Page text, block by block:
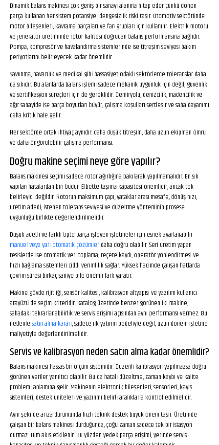
Dinamik balans makinesi çok geniş bir sanayi alanına hitap eder çünkü dönen
parça kullanan her sistem potansiyel dengesizlik riski taşır. Otomotiv sektöründe
motor bileşenleri, kavrama parçaları ve fan grupları için kullanılır. Elektrik motoru
ve jeneratör üretiminde rotor kalitesi doğrudan balans performansına bağlıdır.
Pompa, kompresör ve havalandırma sistemlerinde ise titreşim seviyesi bakım
periyotlarını belirleyecek kadar önemlidir.
Savunma, havacılık ve medikal gibi hassasiyet odaklı sektörlerde toleranslar daha
da sıkıdır. Bu alanlarda balans işlemi sadece mekanik uygunluk için değil, güvenlik
ve sertifikasyon süreçleri için de gereklidir. Demiryolu, denizcilik, madencilik ve
ağır sanayide ise parça boyutları büyür, çalışma koşulları sertleşir ve saha dayanımı
daha kritik hale gelir.
Her sektörde ortak ihtiyaç aynıdır: daha düşük titreşim, daha uzun ekipman ömrü
ve daha öngörülebilir çalışma performansı.
Doğru makine seçimi neye göre yapılır?
Balans makinesi seçimi sadece rotor ağırlığına bakılarak yapılmamalıdır. En sık
yapılan hatalardan biri budur. Elbette taşıma kapasitesi önemlidir, ancak tek
belirleyici değildir. Rotorun maksimum çapı, yataklar arası mesafe, dönüş hızı,
üretim adedi, istenen tolerans seviyesi ve düzeltme yönteminin prosese
uygunluğu birlikte değerlendirilmelidir.
Düşük adetli ve farklı tipte parça işleyen işletmeler için esnek ayarlanabilir
manuel veya yarı otomatik çözümlerdaha doğru olabilir. Seri üretim yapan
tesislerde ise otomatik veri toplama, reçete kaydı, operatör yönlendirmesi ve
hızlı bağlama sistemleri ciddi verimlilik sağlar. Yüksek hacimde çalışan hatlarda
çevrim süresi birkaç saniye bile önemli fark yaratır.
Makine gövde rijitliği, sensör kalitesi, kalibrasyon altyapısı ve yazılım kullanıcı
arayüzü de seçim kriteridir. Katalog üzerinde benzer görünen iki makine,
sahadaki tekrarlanabilirlik ve servis erişimi açısından aynı performansı vermez. Bu
nedenlesatın alma kararı, sadece ilk yatırım bedeliyle değil, uzun dönem işletme
maliyetiyle değerlendirilmelidir.
Servis ve kalibrasyon neden satın alma kadar önemlidir?
Balans makinesi hassas bir ölçüm sistemidir. Düzenli kalibrasyon yapılmazsa doğru
görünen veriler yanıltıcı olabilir. Bu da hatalı düzeltme, zaman kaybı ve kalite
problemi anlamına gelir. Makinenin elektronik bileşenleri, sensörleri, kayış
sistemleri, destek üniteleri ve yazılımı belirli aralıklarla kontrol edilmelidir.
Aynı şekilde arıza durumunda hızlı teknik destek büyük önem taşır. Üretimde
çalışan bir balans makinesi durduğunda, çoğu zaman sadece tek bir istasyon
durmaz. Tüm akış etkilenir. Bu yüzden yedek parça erişimi, yerinde servis